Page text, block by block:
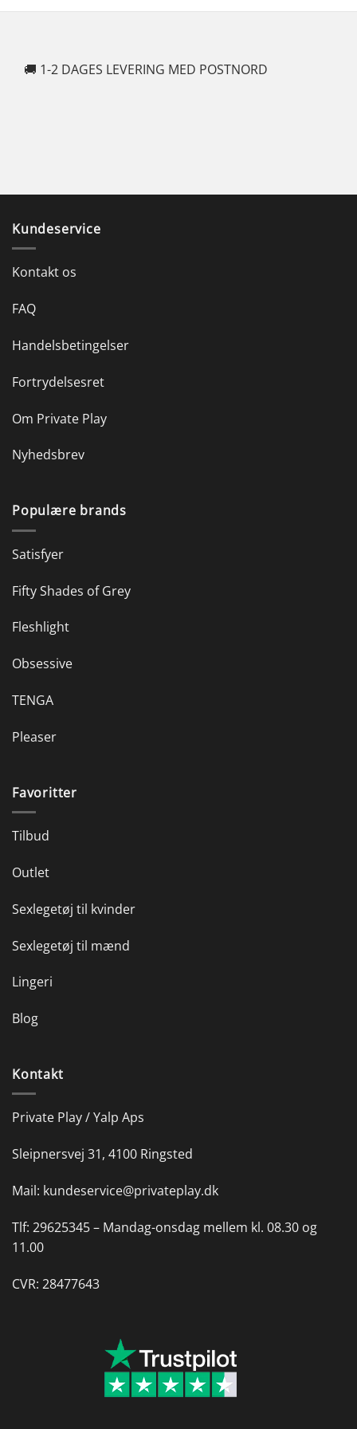
569,00 kr.. 284,50 kr..
🚚 1-2 DAGES LEVERING MED POSTNORD
Kundeservice
Kontakt os
FAQ
Handelsbetingelser
Fortrydelsesret
Om Private Play
Nyhedsbrev
Populære brands
Satisfyer
Fifty Shades of Grey
Fleshlight
Obsessive
TENGA
Pleaser
Favoritter
Tilbud
Outlet
Sexlegetøj til kvinder
Sexlegetøj til mænd
Lingeri
Blog
Kontakt
Private Play / Yalp Aps
Sleipnersvej 31, 4100 Ringsted
Mail: kundeservice@privateplay.dk
Tlf: 29625345 – Mandag-onsdag mellem kl. 08.30 og
11.00
CVR: 28477643